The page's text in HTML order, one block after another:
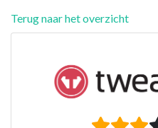
Terug naar het overzicht